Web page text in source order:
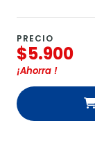
PRECIO
$5.900
¡Ahorra !